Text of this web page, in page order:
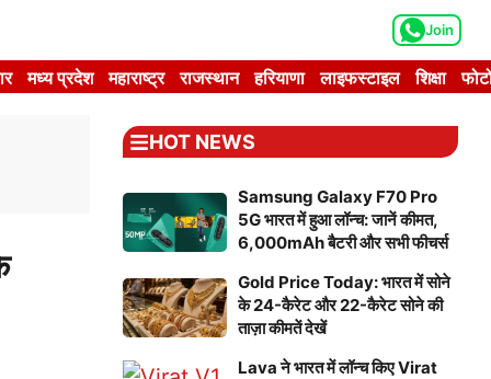
Join
मध्य प्रदेश महाराष्ट्र राजस्थान हरियाणा लाइफस्टाइल शिक्षा
HOT NEWS
Samsung Galaxy F70 Pro
5G भारत में हुआ लॉन्च: जानें कीमत,
6,000mAh बैटरी और सभी फीचर्स
Gold Price Today: भारत में सोने
के 24-कैरेट और 22-कैरेट सोने की
ताज़ा कीमतें देखें
Lava ने भारत में लॉन्च किए Virat